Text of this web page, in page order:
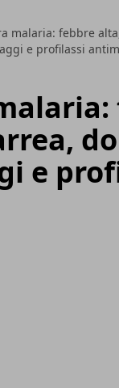
malaria: febbre
e profilassi
e